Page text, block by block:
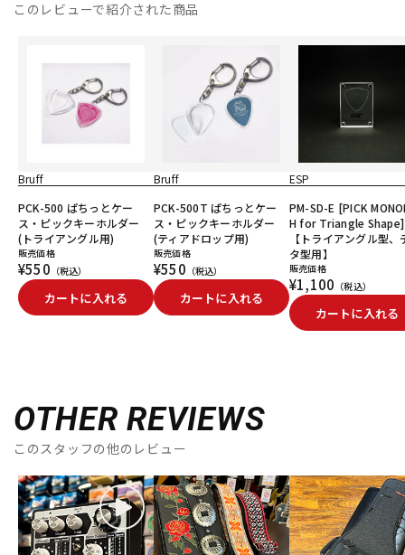
このレビューで紹介された商品
Bruff
PCK-500 ぱちっとケー
ス・ピックキーホルダー
(トライアングル用)
販売価格
¥550 （税込）
カートに入れる
Bruff
PCK-500T ぱちっとケー
ス・ピックキーホルダー
(ティアドロップ用)
販売価格
¥550 （税込）
カートに入れる
ESP
PM-SD-E [PICK
H for Triangle Shape]
【トライアングル型、
タ型用】
販売価格
¥1,100 （税込）
カートに入れる
OTHER REVIEWS
このスタッフの他のレビュー